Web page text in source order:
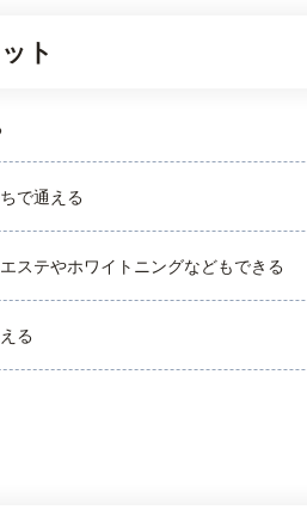
ト
で通える
ステやホワイトニングなどもできる
る